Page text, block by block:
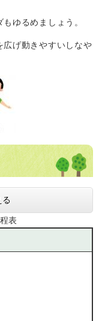
ゆるめましょう。
広げ動きやすいしなや
表